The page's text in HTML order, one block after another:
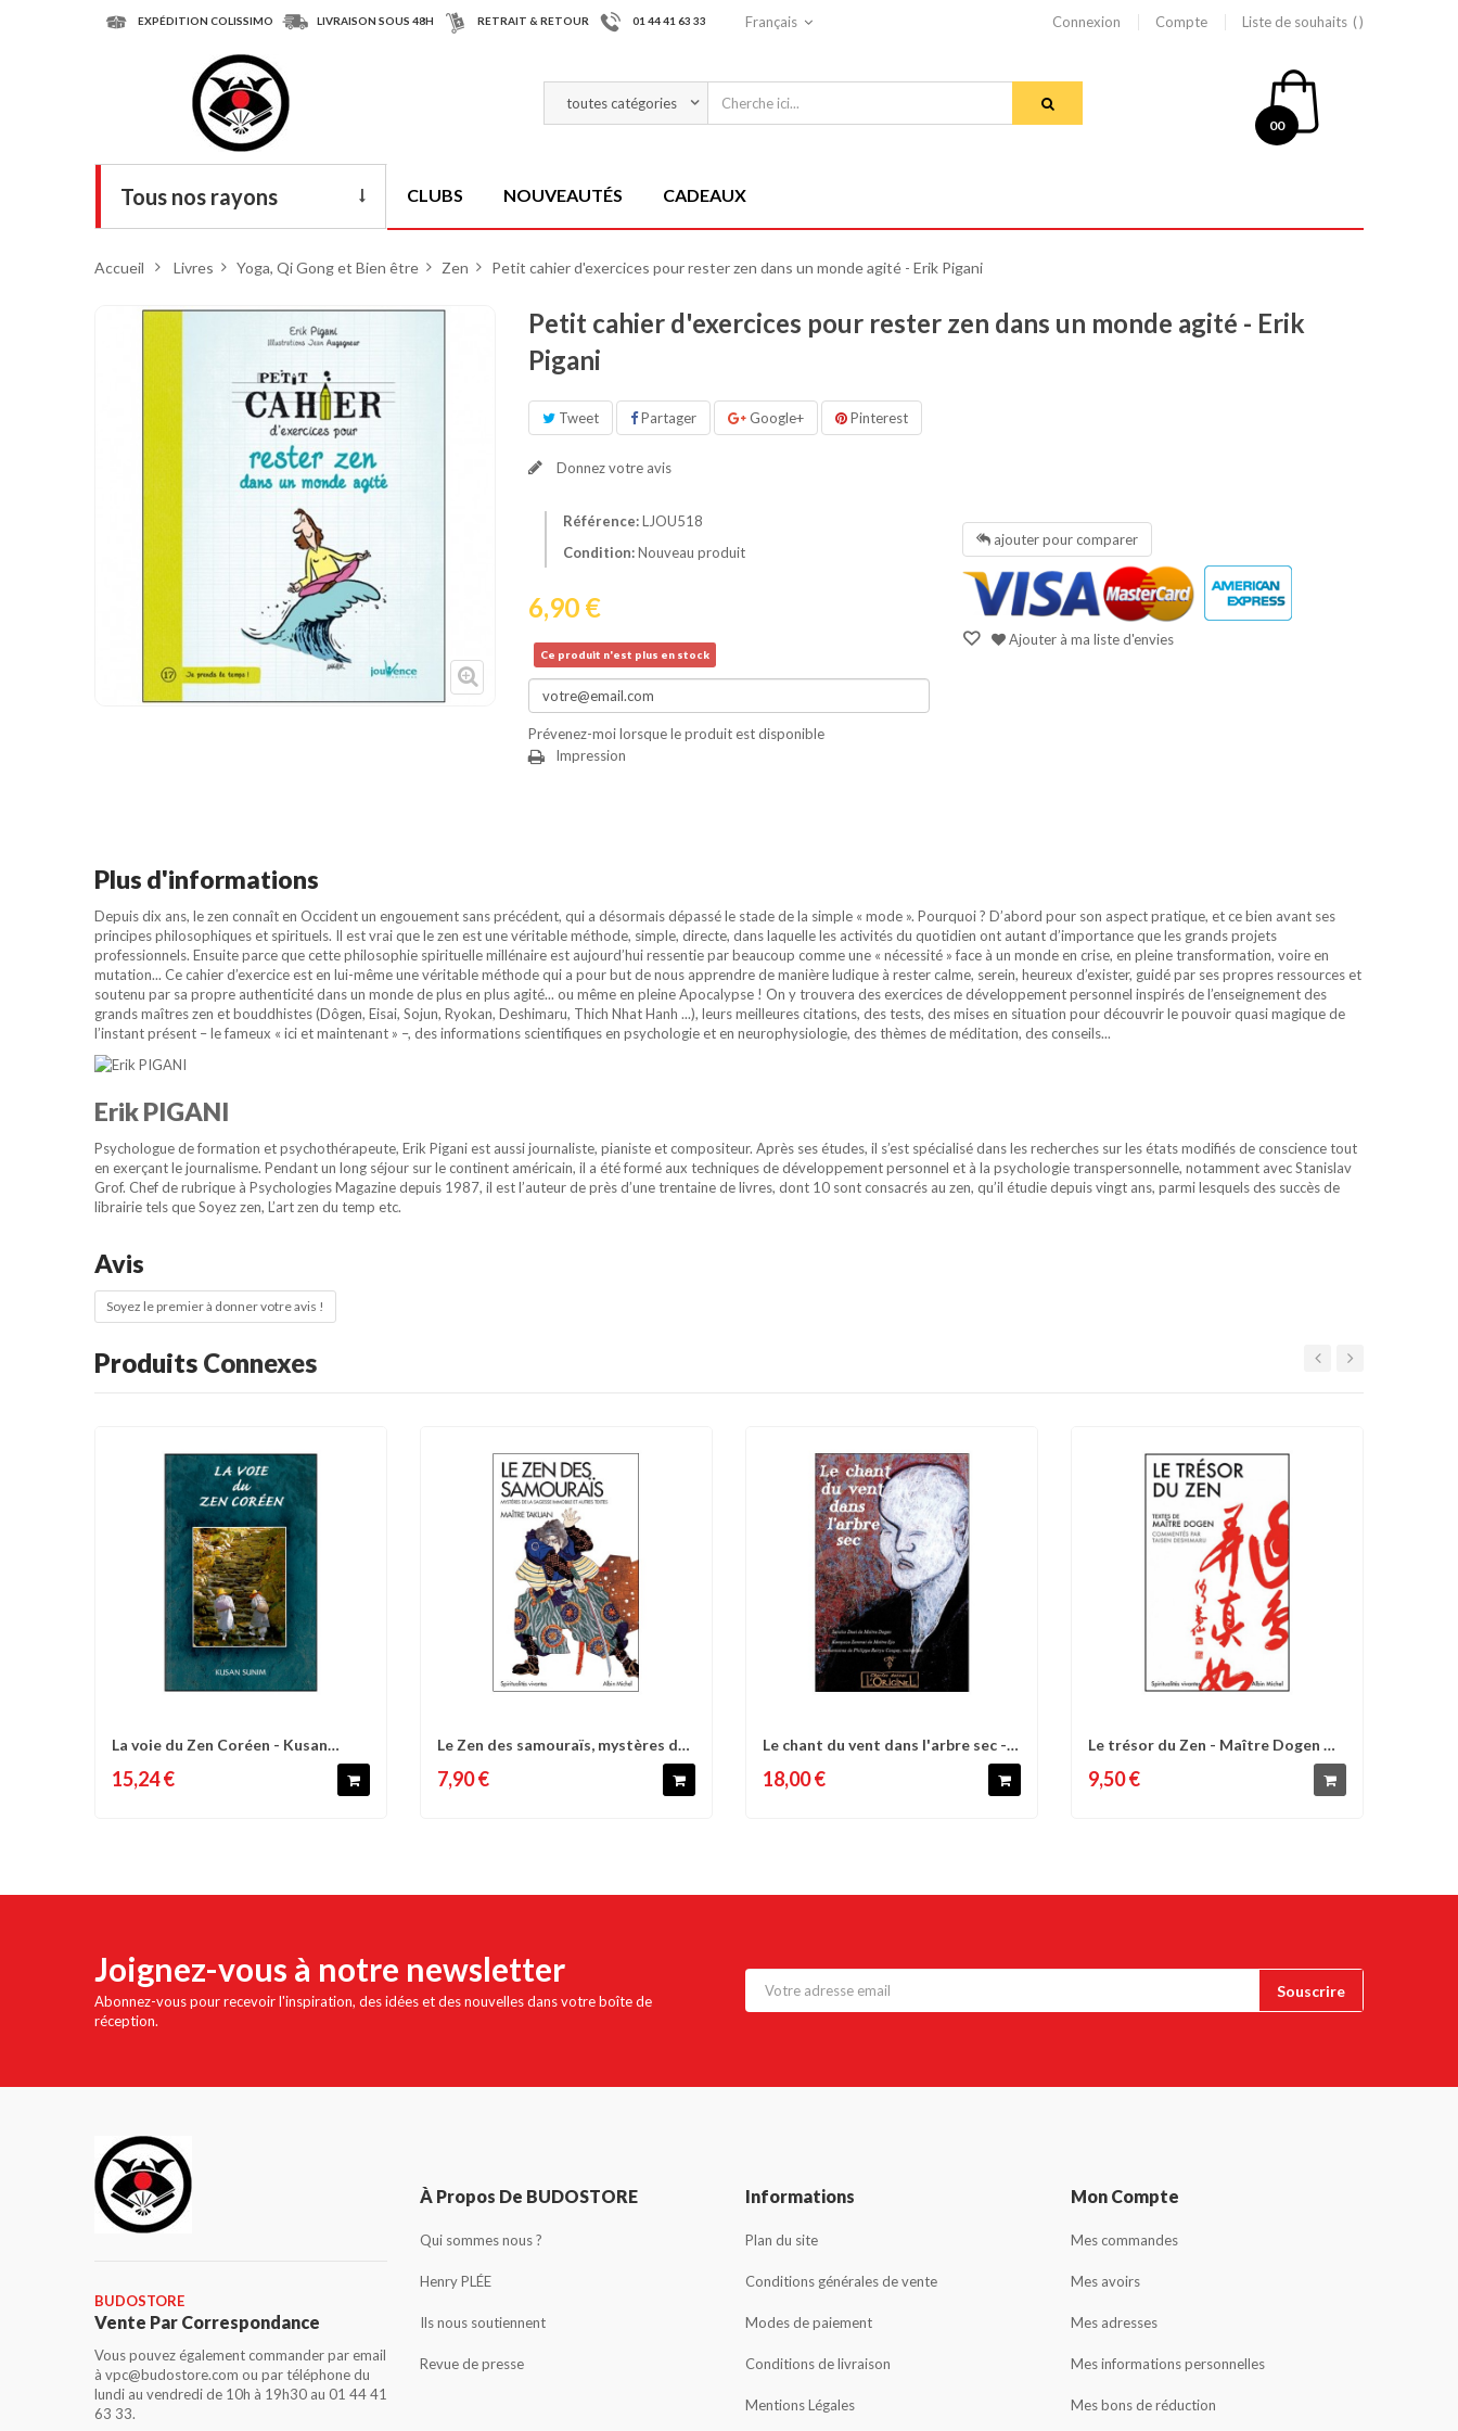
EXPÉDITION COLISSIMO LIVRAISON SOUS 48H RETRAIT & RETOUR 01 44 41 63 33 Français Connexion Compte Liste de souhaits
00
Tous nos rayons
Cible de frappe
Condition physique
Voir plus
CLUBS NOUVEAUTÉS CADEAUX
Accueil > Livres > Yoga, Qi Gong et Bien être > Zen > Petit cahier d'exercices pour rester zen dans un monde agité - Erik Pigani
Petit cahier d'exercices pour rester zen dans un monde agité - Erik
Pigani
Tweet Partager Google+ Pinterest
Donnez votre avis
Référence:LJOU518
Condition:Nouveau produit
6,90 €
Ce produit n'est plus en stock
Prévenez-moi lorsque le produit est disponible
Impression
ajouter pour comparer
Ajouter à ma liste d'envies
Plus d'informations
Depuis dix ans, le zen connaît en Occident un engouement sans précédent, qui a désormais dépassé le stade de la simple « mode ». Pourquoi ? D’abord pour son aspect pratique, et ce bien avant ses
principes philosophiques et spirituels. Il est vrai que le zen est une véritable méthode, simple, directe, dans laquelle les activités du quotidien ont autant d’importance que les grands projets
professionnels. Ensuite parce que cette philosophie spirituelle millénaire est aujourd’hui ressentie par beaucoup comme une « nécessité » face à un monde en crise, en pleine transformation, voire en
mutation... Ce cahier d’exercice est en lui-même une véritable méthode qui a pour but de nous apprendre de manière ludique à rester calme, serein, heureux d’exister, guidé par ses propres ressources et
soutenu par sa propre authenticité dans un monde de plus en plus agité... ou même en pleine Apocalypse ! On y trouvera des exercices de développement personnel inspirés de l’enseignement des
grands maîtres zen et bouddhistes (Dôgen, Eisai, Sojun, Ryokan, Deshimaru, Thich Nhat Hanh ...), leurs meilleures citations, des tests, des mises en situation pour découvrir le pouvoir quasi magique de
l’instant présent – le fameux « ici et maintenant » –, des informations scientifiques en psychologie et en neurophysiologie, des thèmes de méditation, des conseils...
Erik PIGANI
Psychologue de formation et psychothérapeute, Erik Pigani est aussi journaliste, pianiste et compositeur. Après ses études, il s’est spécialisé dans les recherches sur les états modifiés de conscience tout
en exerçant le journalisme. Pendant un long séjour sur le continent américain, il a été formé aux techniques de développement personnel et à la psychologie transpersonnelle, notamment avec Stanislav
Grof. Chef de rubrique à Psychologies Magazine depuis 1987, il est l’auteur de près d’une trentaine de livres, dont 10 sont consacrés au zen, qu’il étudie depuis vingt ans, parmi lesquels des succès de
librairie tels que Soyez zen, L’art zen du temp etc.
Avis
Soyez le premier à donner votre avis !
Produits Connexes
Comparer Liste d'envies
La voie du Zen Coréen - Kusan
15,24 €
Comparer Liste d'envies
Le Zen des samouraïs, mystères de
7,90 €
Comparer Liste d'envies
Le chant du vent dans l'arbre sec -
18,00 €
Comparer Liste d'envies
Le trésor du Zen - Maître Dogen &
9,50 €
Joignez-vous à notre newsletter
Abonnez-vous pour recevoir l'inspiration, des idées et des nouvelles dans votre boîte de
réception.
BUDOSTORE
Vente Par Correspondance
Vous pouvez également commander par email
à vpc@budostore.com ou par téléphone du
lundi au vendredi de 10h à 19h30 au 01 44 41
63 33.
À Propos De BUDOSTORE
Qui sommes nous ?
Henry PLÉE
Ils nous soutiennent
Revue de presse
Informations
Plan du site
Conditions générales de vente
Modes de paiement
Conditions de livraison
Mentions Légales
Mon Compte
Mes commandes
Mes avoirs
Mes adresses
Mes informations personnelles
Mes bons de réduction